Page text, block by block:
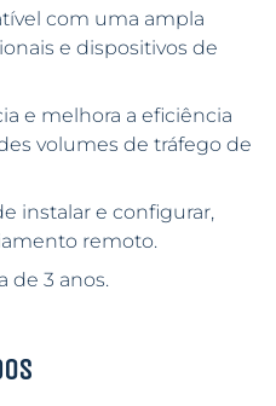
com uma ampla
e dispositivos de
e melhora a eficiência
volumes de tráfego de
instalar e configurar,
remoto.
de 3 anos.